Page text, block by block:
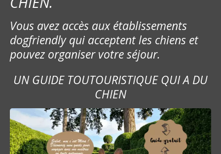
Vous avez accès aux établissements
dogfriendly qui acceptent les chiens et
pouvez organiser votre séjour.
UN GUIDE TOUTOURISTIQUE QUI A DU
CHIEN